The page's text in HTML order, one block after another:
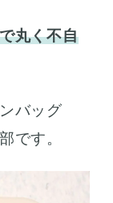
丸く不自
バッグ
です。